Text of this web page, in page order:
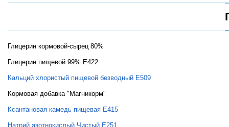
Глицерин кормовой-сырец 80%
Глицерин пищевой 99% Е422
Кальций хлористый пищевой безводный Е509
Кормовая добавка "Магникорм"
Ксантановая камедь пищевая Е415
Натрий азотнокислый Чистый Е251